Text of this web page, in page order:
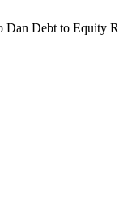
Debt to Equity